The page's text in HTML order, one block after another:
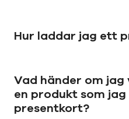
Hur laddar jag ett
Vad händer om
en produkt som
presentkort?